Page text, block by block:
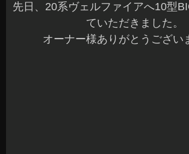
先日、20系ヴェルファイアへ10型
ていただきました。
オーナー様ありがとうござ